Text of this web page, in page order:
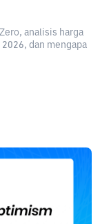
analisis harga
dan mengapa